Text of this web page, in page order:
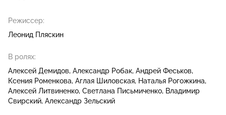
Режиссер:
Леонид Пляскин
В ролях:
Алексей Демидов Александр Робак Андрей Феськов
Ксения Роменкова Аглая Шиловская Наталья Рогожкина
Алексей Литвиненко Светлана Письмиченко Владимир
Свирский Александр Зельский